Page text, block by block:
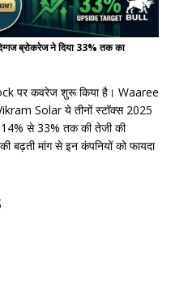
ब्रोकरेज ने दिया 33% तक का
पर कवरेज शुरू किया है। Waaree
Solar ये तीनों स्टॉक्स 2025
14% से 33% तक की तेजी की
बढ़ती मांग से इन कंपनियों को फायदा